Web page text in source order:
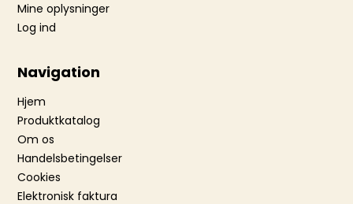
Mine oplysninger
Log ind
Navigation
Hjem
Produktkatalog
Om os
Handelsbetingelser
Cookies
Elektronisk faktura